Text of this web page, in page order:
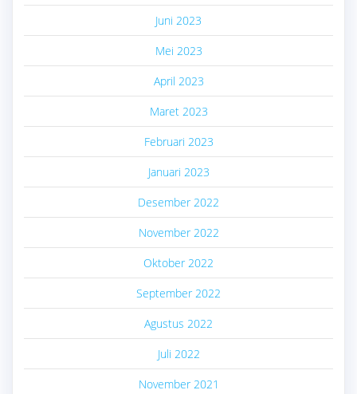
Juni 2023
Mei 2023
April 2023
Maret 2023
Februari 2023
Januari 2023
Desember 2022
November 2022
Oktober 2022
September 2022
Agustus 2022
Juli 2022
November 2021